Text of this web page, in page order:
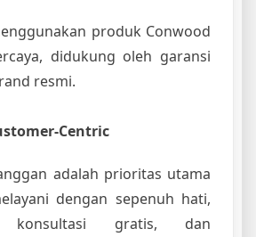
produk Conwood
didukung oleh garansi
resmi.
Centric
adalah prioritas utama
dengan sepenuh hati,
konsultasi gratis, dan